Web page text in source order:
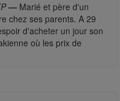
— Marié et père d'un
chez ses parents. A 29
d'acheter un jour son
où les prix de